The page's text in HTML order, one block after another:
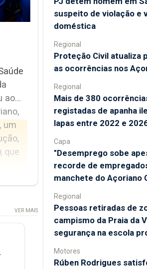
ao
um
de tráfico...
VER MAIS
suspeito de violação e
doméstica
Regional
Proteção Civil atualiza
as ocorrências nos
Regional
Mais de 380
registadas de apanha
lapas entre 2022 e
Capa
"Desemprego sobe
recorde de
manchete do Açoriano
Regional
Pessoas retiradas de
campismo da Praia da
segurança na escola
Motores
Rúben Rodrigues